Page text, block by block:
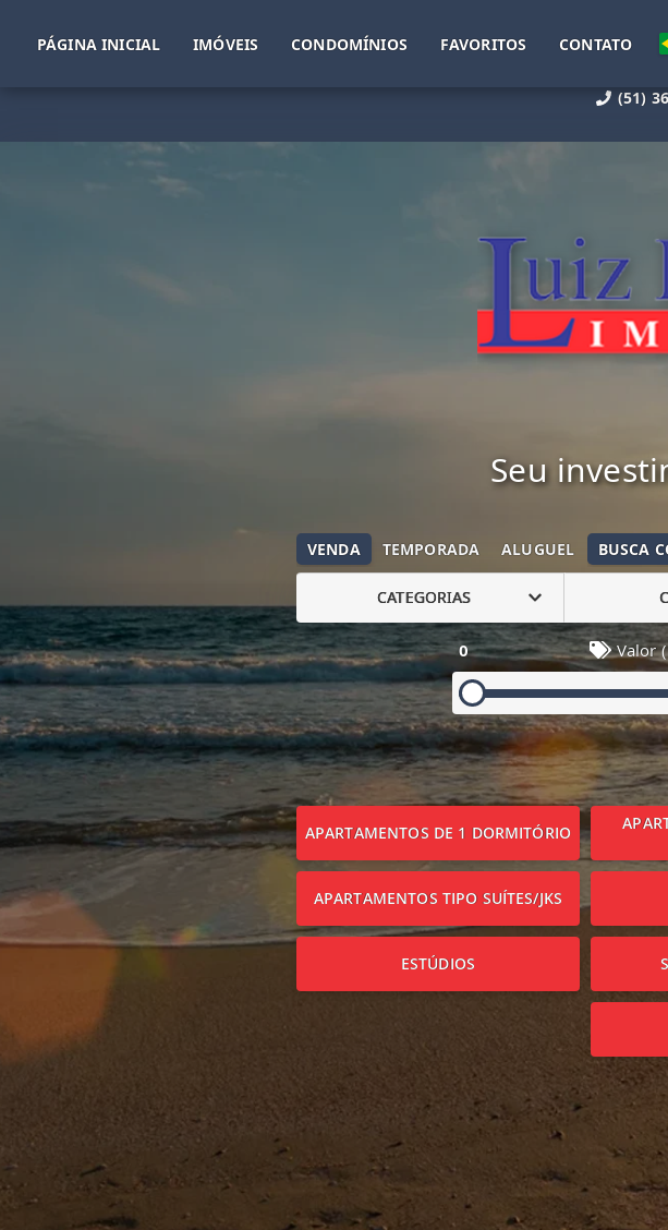
(51)
PÁGINA INICIAL IMÓVEIS CONDOMÍNIOS FAVORITOS CONTATO
Seu
VENDA TEMPORADA ALUGUEL BUSCA
CATEGORIAS
0 Valor
APARTAMENTOS DE 1 DORMITÓRIO
APARTAMENTOS TIPO SUÍTES/JKS
ESTÚDIOS